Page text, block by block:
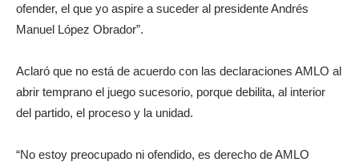
ofender, el que yo aspire a suceder al presidente Andrés
Manuel López Obrador”.
Aclaró que no está de acuerdo con las declaraciones AMLO al
abrir temprano el juego sucesorio, porque debilita, al interior
del partido, el proceso y la unidad.
“No estoy preocupado ni ofendido, es derecho de AMLO